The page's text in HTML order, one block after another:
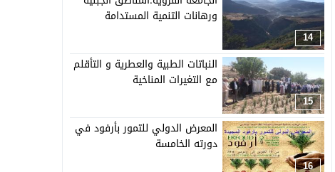
14
ورهانات التنمية المستدامة
15
النباتات الطبية والعطرية و التأقلم
مع التغيرات المناخية
16
المعرض الدولي للتمور بأرفود في
دورته الخامسة